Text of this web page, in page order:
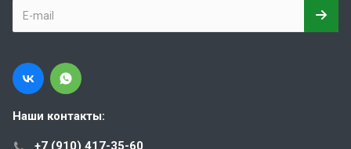
Наши контакты:
+7 (910) 417-35-60